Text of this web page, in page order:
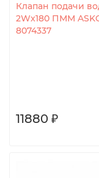
Клапан подачи
2Wx180 ПММ
8074337
11880 ₽